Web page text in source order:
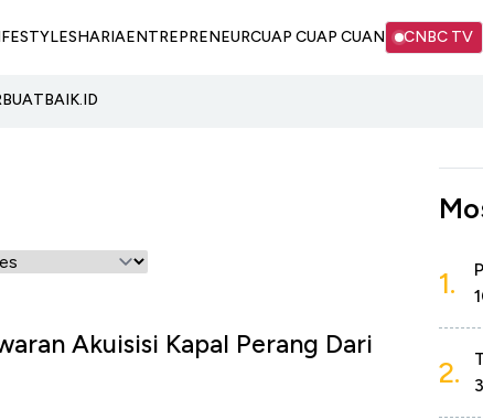
SHARIAENTREPRENEURCUAP CUAP CUAN CNBC TV
Akuisisi Kapal Perang Dari
1.
2.